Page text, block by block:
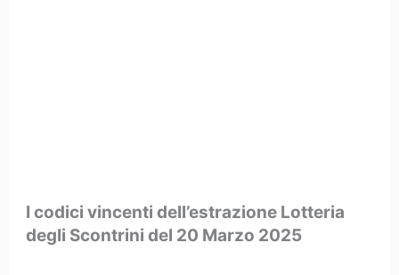
I codici vincenti dell’estrazione Lotteria
degli Scontrini del 20 Marzo 2025